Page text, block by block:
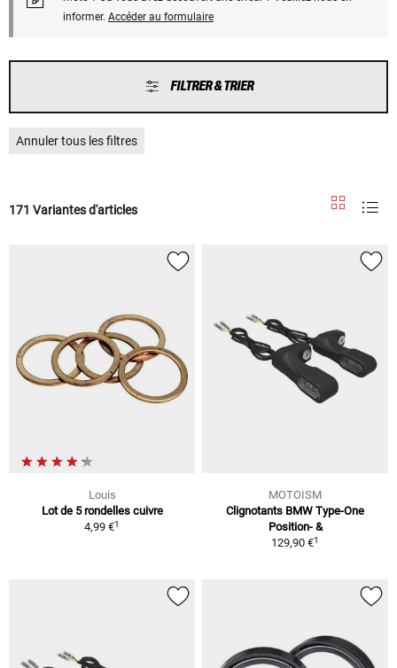
informer. Accéder au formulaire
FILTRER & TRIER
Annuler tous les filtres
171 Variantes d'articles
Louis
Lot de 5 rondelles cuivre
4,99 €1
MOTOISM
Clignotants BMW Type-One
Position- &
129,90 €1